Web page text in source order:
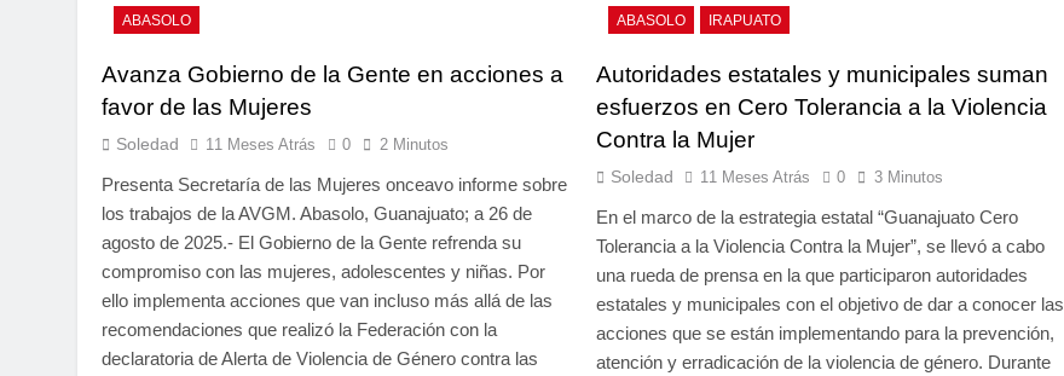
ABASOLO
Avanza Gobierno de la Gente en acciones a
favor de las Mujeres
Soledad 11 Meses Atrás 0 2 Minutos
Presenta Secretaría de las Mujeres onceavo informe sobre
los trabajos de la AVGM. Abasolo, Guanajuato; a 26 de
agosto de 2025.- El Gobierno de la Gente refrenda su
compromiso con las mujeres, adolescentes y niñas. Por
ello implementa acciones que van incluso más allá de las
recomendaciones que realizó la Federación con la
declaratoria de Alerta de Violencia de Género contra las
ABASOLO IRAPUATO
Autoridades estatales y municipales suman
esfuerzos en Cero Tolerancia a la Violencia
Contra la Mujer
Soledad 11 Meses Atrás 0 3 Minutos
En el marco de la estrategia estatal “Guanajuato Cero
Tolerancia a la Violencia Contra la Mujer”, se llevó a cabo
una rueda de prensa en la que participaron autoridades
estatales y municipales con el objetivo de dar a conocer las
acciones que se están implementando para la prevención,
atención y erradicación de la violencia de género. Durante